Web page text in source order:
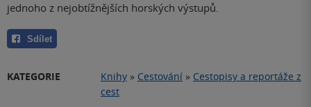
jednoho z nejobtížnějších horských výstupů.
Sdílet
KATEGORIE Knihy » Cestování » Cestopisy a reportáže z
cest